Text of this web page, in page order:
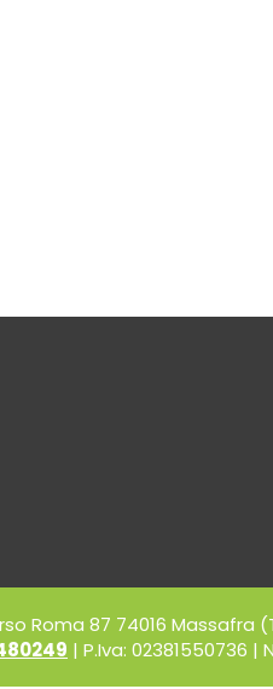
Roma 87 74016 Massafra
| P.Iva: 02381550736 |